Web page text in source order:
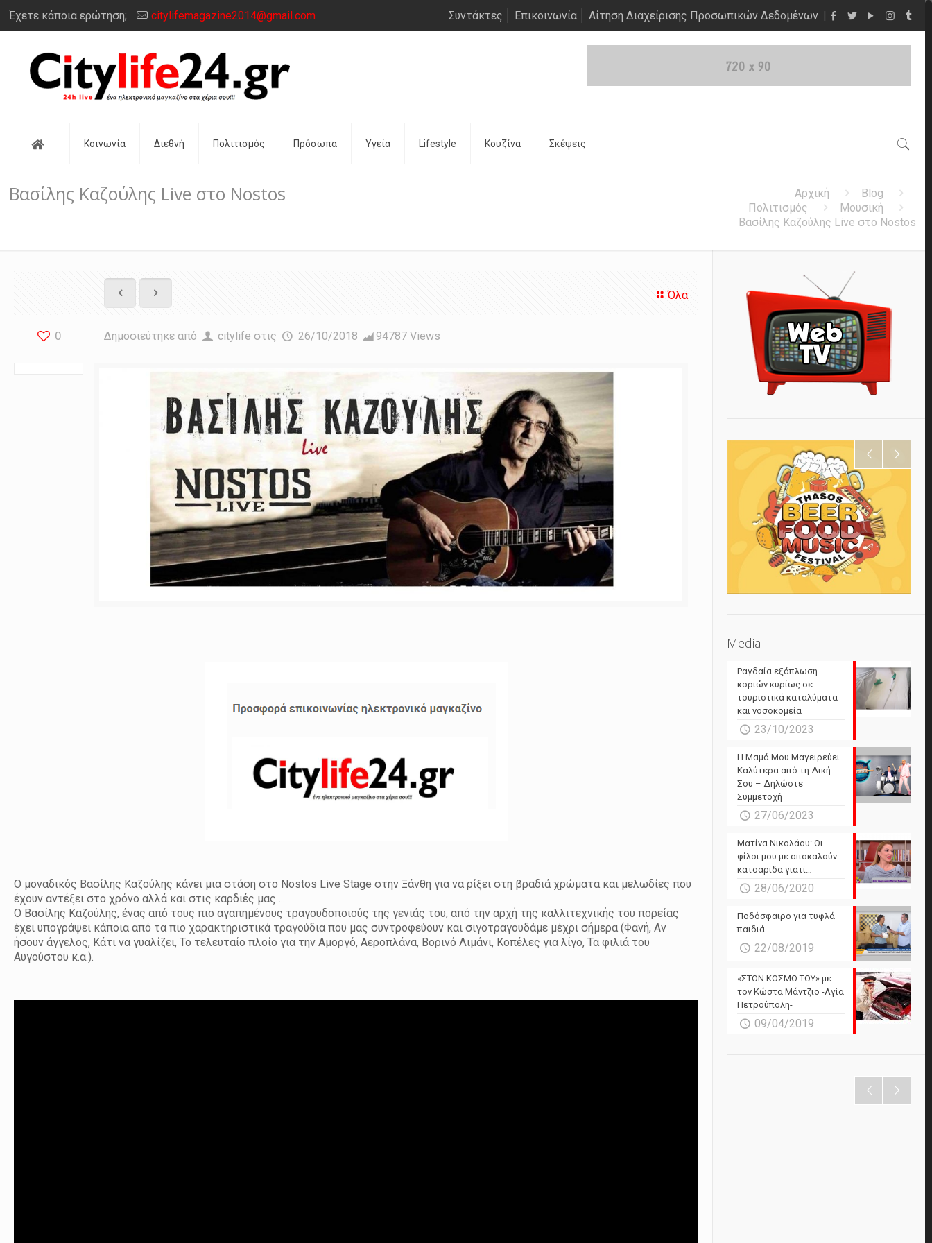
Έχετε κάποια ερώτηση; citylifemagazine2014@gmail.com Συντάκτες Επικοινωνία Αίτηση Διαχείρισης Προσωπικών Δεδομένων
Αρχική Κοινωνία Διεθνή Πολιτισμός Πρόσωπα Υγεία Lifestyle Κουζίνα Σκέψεις
Βασίλης Καζούλης Live στο Nostos Αρχική
Blog
Πολιτισμός
Μουσική
Βασίλης Καζούλης Live στο Nostos
Όλα
0 Δημοσιεύτηκε από citylife στις 26/10/2018 94787 Views
Ο μοναδικός Βασίλης Καζούλης κάνει μια στάση στο Nostos Live Stage στην Ξάνθη για να ρίξει στη βραδιά χρώματα και μελωδίες που
έχουν αντέξει στο χρόνο αλλά και στις καρδιές μας….
Ο Βασίλης Καζούλης, ένας από τους πιο αγαπημένους τραγουδοποιούς της γενιάς του, από την αρχή της καλλιτεχνικής του πορείας
έχει υπογράψει κάποια από τα πιο χαρακτηριστικά τραγούδια που μας συντροφεύουν και σιγοτραγουδάμε μέχρι σήμερα (Φανή, Αν
ήσουν άγγελος, Κάτι να γυαλίζει, Το τελευταίο πλοίο για την Αμοργό, Αεροπλάνα, Βορινό Λιμάνι, Κοπέλες για λίγο, Τα φιλιά του
Αυγούστου κ.α.).
Media
Ραγδαία εξάπλωση
κοριών κυρίως σε
τουριστικά καταλύματα
και νοσοκομεία
23/10/2023
Η Μαμά Μου Μαγειρεύει
Καλύτερα από τη Δική
Σου – Δηλώστε
Συμμετοχή
27/06/2023
Ματίνα Νικολάου: Οι
φίλοι μου με αποκαλούν
κατσαρίδα γιατί…
28/06/2020
Ποδόσφαιρο για τυφλά
παιδιά
22/08/2019
«ΣΤΟΝ ΚΟΣΜΟ ΤΟΥ» με
τον Κώστα Μάντζιο -Αγία
Πετρούπολη-
09/04/2019